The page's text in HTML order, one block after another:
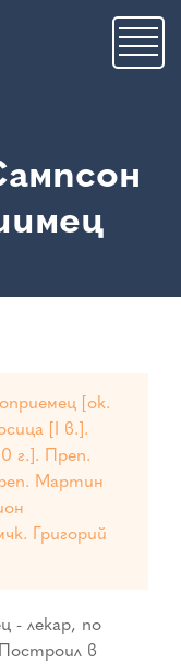
[ок.
[I в.].
г.]. Преп.
Мартин
Григорий
- лекар, по
в